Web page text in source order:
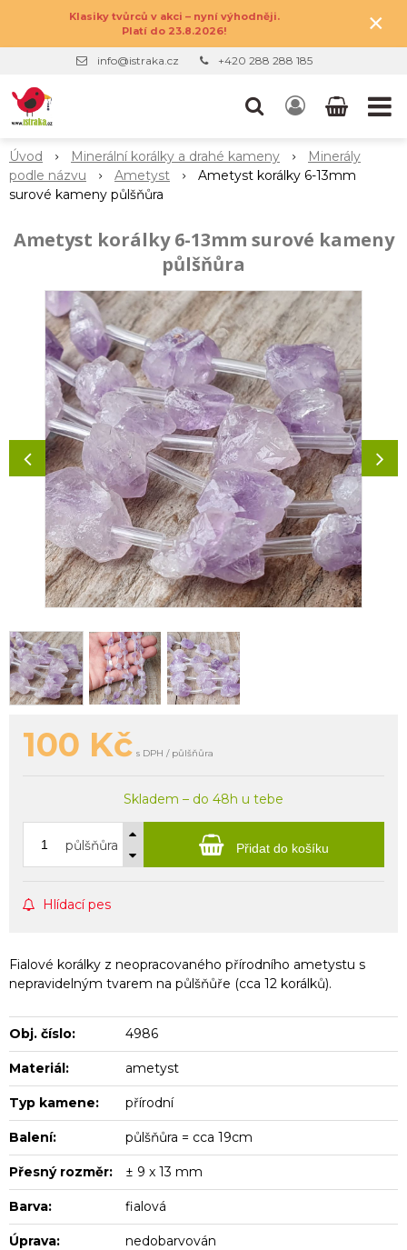
Klasiky tvůrců v akci – nyní výhodněji.
Platí do 23.8.2026!
×
info@istraka.cz +420 288 288 185
Úvod Minerální korálky a drahé kameny
Minerály
podle názvu
Ametyst
Ametyst korálky 6-13mm
surové kameny půlšňůra
Ametyst korálky 6-13mm surové kameny
půlšňůra
100 Kč s DPH / půlšňůra
Skladem – do 48h u tebe
půlšňůra Přidat do košíku
Hlídací pes
Fialové korálky z neopracovaného přírodního ametystu s
nepravidelným tvarem na půlšňůře (cca 12 korálků).
Obj. číslo: 4986
Materiál: ametyst
Typ kamene: přírodní
Balení: půlšňůra = cca 19cm
Přesný rozměr: ± 9 x 13 mm
Barva: fialová
Úprava: nedobarvován